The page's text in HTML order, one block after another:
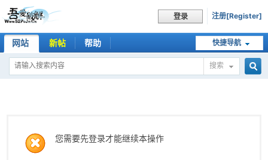
登录 注册[Register]
快捷导航
网站 新帖 帮助
搜索
您需要先登录才能继续本操作